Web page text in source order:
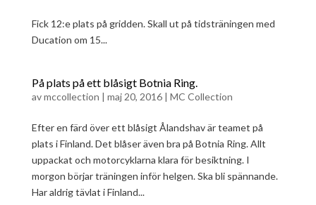
Fick 12:e plats på gridden. Skall ut på tidsträningen med
Ducation om 15...
På plats på ett blåsigt Botnia Ring.
avmccollection | maj 20, 2016| MC Collection
Efter en färd över ett blåsigt Ålandshav är teamet på
plats i Finland. Det blåser även bra på Botnia Ring. Allt
uppackat och motorcyklarna klara för besiktning. I
morgon börjar träningen inför helgen. Ska bli spännande.
Har aldrig tävlat i Finland...